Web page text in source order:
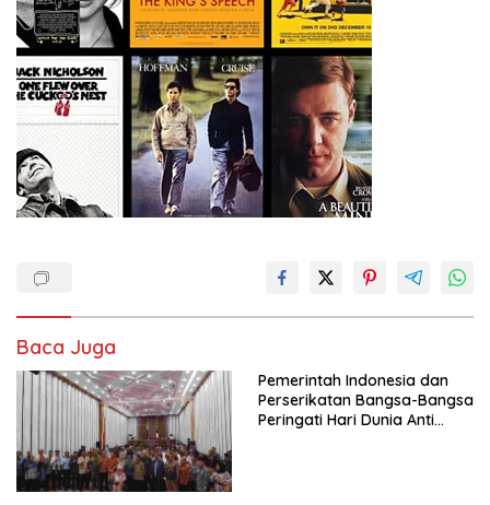
Baca Juga
Pemerintah Indonesia dan
Perserikatan Bangsa-Bangsa
Peringati Hari Dunia Anti